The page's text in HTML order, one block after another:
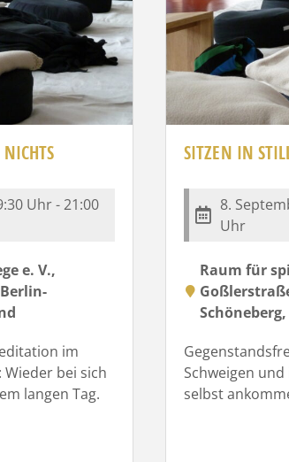
Uhr - 21:00
e. V.,
im
Wieder bei sich
langen Tag.
SITZEN IN
8.
Uhr
Raum für
Schweigen
selbst